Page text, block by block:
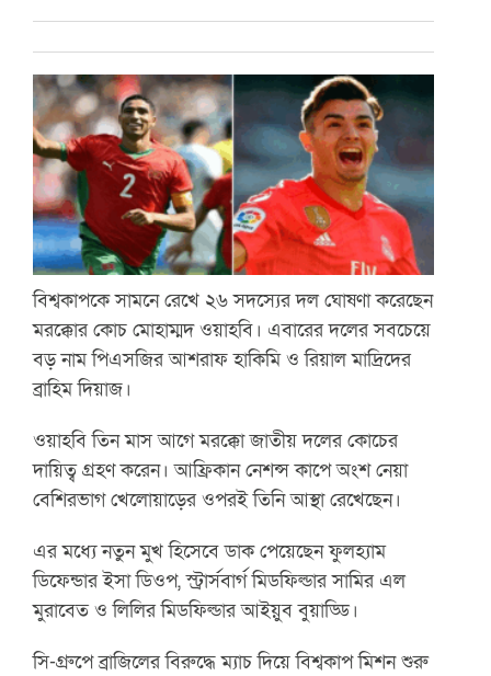
বিশ্বকাপকে সামনে রেখে ২৬ সদস্যের দল ঘোষণা করেছেন
মরক্কোর কোচ মোহাম্মদ ওয়াহবি। এবারের দলের সবচেয়ে
বড় নাম পিএসজির আশরাফ হাকিমি ও রিয়াল মাদ্রিদের
ব্রাহিম দিয়াজ।
ওয়াহবি তিন মাস আগে মরক্কো জাতীয় দলের কোচের
দায়িত্ব গ্রহণ করেন। আফ্রিকান নেশন্স কাপে অংশ নেয়া
বেশিরভাগ খেলোয়াড়ের ওপরই তিনি আস্থা রেখেছেন।
এর মধ্যে নতুন মুখ হিসেবে ডাক পেয়েছেন ফুলহ্যাম
ডিফেন্ডার ইসা ডিওপ, স্ট্রার্সবার্গ মিডফিল্ডার সামির এল
মুরাবেত ও লিলির মিডফিল্ডার আইয়ুব বুয়াড্ডি।
সি-গ্রুপে ব্রাজিলের বিরুদ্ধে ম্যাচ দিয়ে বিশ্বকাপ মিশন শুরু